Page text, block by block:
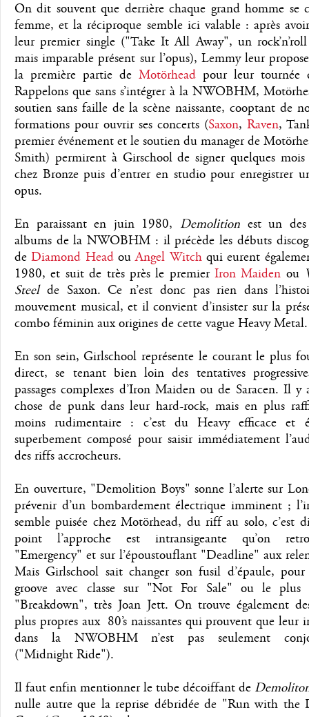
On dit souvent que derrière chaque grand homme se
femme, et la réciproque semble ici valable : après
leur premier single ("Take It All Away", un rock’n’roll
mais imparable présent sur l’opus), Lemmy leur propose
la première partie deMotörhead pour leur tournée
Rappelons que sans s’intégrer à la NWOBHM,
soutien sans faille de la scène naissante, cooptant de
formations pour ouvrir ses concerts (Saxon,Raven,
premier événement et le soutien du manager de
Smith) permirent à Girschool de signer quelques
chez Bronze puis d’entrer en studio pour enregistrer
opus.
En paraissant en juin 1980, Demolition est un
albums de la NWOBHM : il précède les débuts
deDiamond HeadouAngel Witchqui eurent
1980, et suit de très près le premierIron Maiden ou
Steelde Saxon. Ce n’est donc pas rien dans
mouvement musical, et il convient d’insister sur la
combo féminin aux origines de cette vague Heavy Metal.
En son sein, Girlschool représente le courant le plus
direct, se tenant bien loin des tentatives
passages complexes d’Iron Maiden ou de Saracen. Il y
chose de punk dans leur hard-rock, mais en plus
moins rudimentaire : c’est du Heavy efficace et
superbement composé pour saisir immédiatement
des riffs accrocheurs.
En ouverture, "Demolition Boys" sonne l’alerte sur
prévenir d’un bombardement électrique imminent ;
semble puisée chez Motörhead, du riff au solo, c’est
point l’approche est intransigeante qu’on
"Emergency" et sur l’époustouflant "Deadline" aux
Mais Girlschool sait changer son fusil d’épaule,
groove avec classe sur "Not For Sale" ou le plus
"Breakdown", très Joan Jett. On trouve également
plus propres aux 80’s naissantes qui prouvent que leur
dans la NWOBHM n’est pas seulement
("Midnight Ride").
Il faut enfin mentionner le tube décoiffant de
nulle autre que la reprise débridée de "Run with the